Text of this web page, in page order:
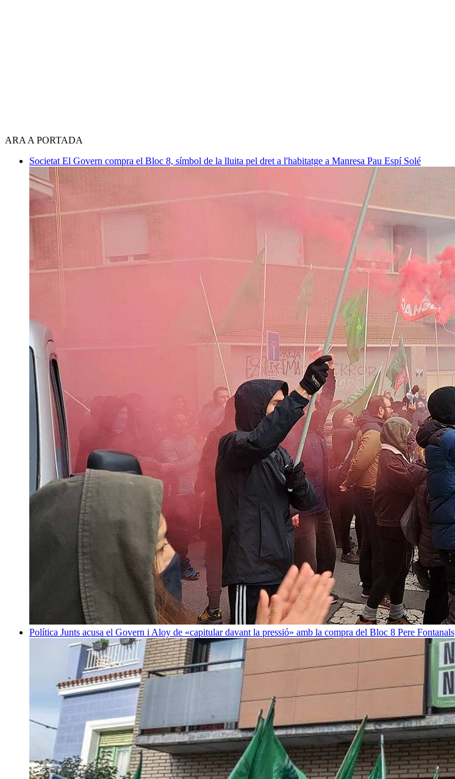
ARA A PORTADA
Societat El Govern compra el Bloc 8, símbol de la lluita pel dret a l'habitatge a Manresa Pau Espí Solé
Política Junts acusa el Govern i Aloy de «capitular davant la pressió» amb la compra del Bloc 8 Pere Fontanals